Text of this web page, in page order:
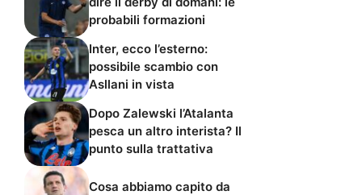
probabili formazioni
Inter, ecco l’esterno:
possibile scambio con
Asllani in vista
Dopo Zalewski l’Atalanta
pesca un altro interista? Il
punto sulla trattativa
Cosa abbiamo capito da